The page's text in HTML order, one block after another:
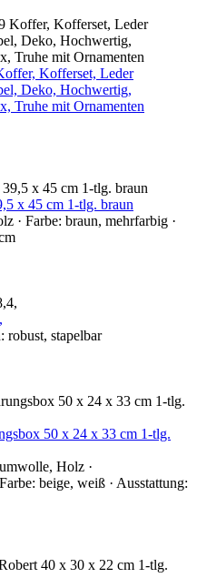
Kofferset, Leder
Deko, Hochwertig,
Truhe mit Ornamenten
x 45 cm 1-tlg. braun
· Farbe: braun, mehrfarbig ·
robust, stapelbar
50 x 24 x 33 cm 1-tlg.
Holz ·
beige, weiß · Ausstattung: